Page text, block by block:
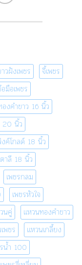
วฝังเพชร
จี้เพชร
มือเพชร
งคำขาว 16 นิ้ว
20 นิ้ว
ค์โกลด์ 18 นิ้ว
าลี 18 นิ้ว
เพชรกลม
เพชรหัวใจ
นคู่
แหวนทองคำขาว
พชร
แหวนเกลี้ยง
น้ำ 100